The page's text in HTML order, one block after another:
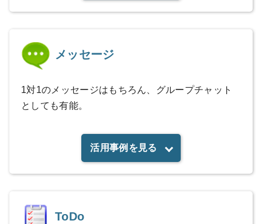
メッセージ
1対1のメッセージはもちろん、グループチャット
としても有能。
活用事例を見る
ToDo